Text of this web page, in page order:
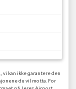
kan ikke garantere den
du vil motta. For